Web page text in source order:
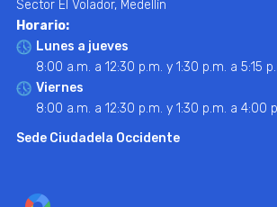
Sector El Volador, Medellín
Horario:
Lunes a jueves
8:00 a.m. a 12:30 p.m. y 1:30 p.m. a 5:15
Viernes
8:00 a.m. a 12:30 p.m. y 1:30 p.m. a 4:00
Sede Ciudadela Occidente